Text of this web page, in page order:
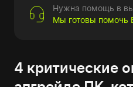
Нужна помощь в
Мы готовы помочь
4 критические